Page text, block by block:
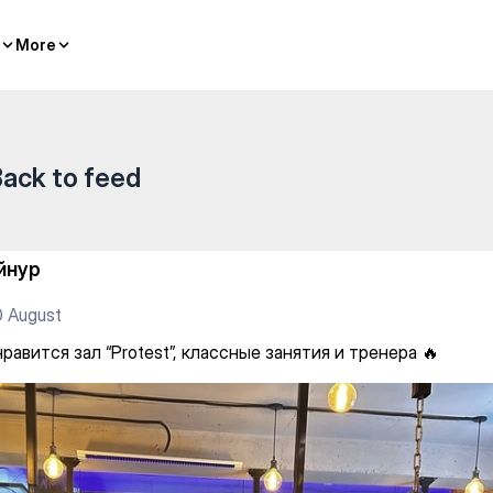
More
More занятия и тренера
to feed
August
зал “Protest”, классные занятия и тренера 🔥